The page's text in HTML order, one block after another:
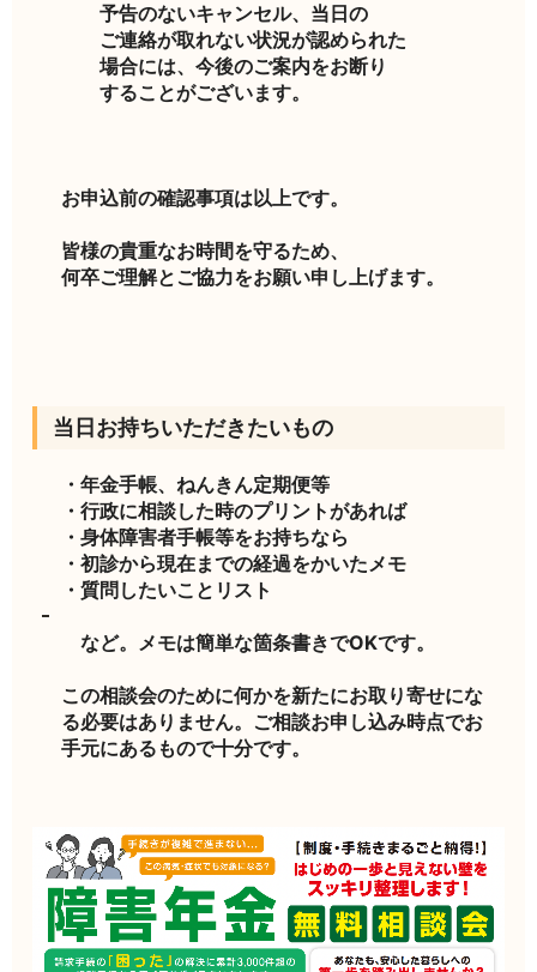
予告のないキャンセル、当日の
ご連絡が取れない状況が認められた
場合には、今後のご案内をお断り
することがございます。
お申込前の確認事項は以上です。
皆様の貴重なお時間を守るため、
何卒ご理解とご協力をお願い申し上げます。
当日お持ちいただきたいもの
・年金手帳、ねんきん定期便等
・行政に相談した時のプリントがあれば
・身体障害者手帳等をお持ちなら
・初診から現在までの経過をかいたメモ
・質問したいことリスト
など。メモは簡単な箇条書きでOKです。
この相談会のために何かを新たにお取り寄せにな
る必要はありません。ご相談お申し込み時点でお
手元にあるもので十分です。